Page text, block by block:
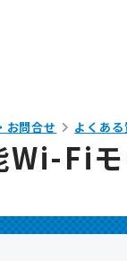
お問合せ よくある
Wi-Fi